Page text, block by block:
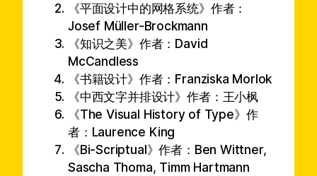
《平面设计中的网格系统》作者：
Josef Müller-Brockmann
《知识之美》作者：David
McCandless
《书籍设计》作者：Franziska Morlok
《中西文字并排设计》作者：王小枫
《The Visual History of Type》作
者：Laurence King
《Bi-Scriptual》作者：Ben Wittner,
Sascha Thoma, Timm Hartmann